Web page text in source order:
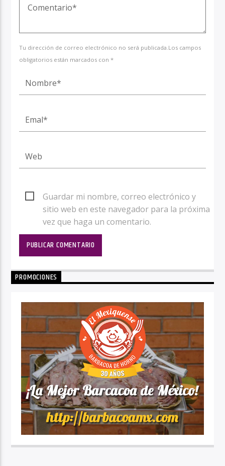
Tu dirección de correo electrónico no será publicada.Los campos
obligatorios están marcados con *
Guardar mi nombre, correo electrónico y
sitio web en este navegador para la próxima
vez que haga un comentario.
PROMOCIONES